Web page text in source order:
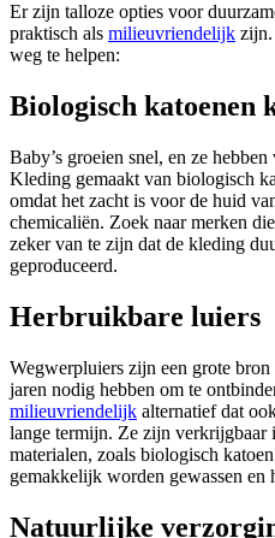
Er zijn talloze opties voor
praktisch als milieuvriendelijk zijn.
weg te helpen:
Biologisch katoenen
Baby’s groeien snel, en ze
Kleding gemaakt van biologisch
omdat het zacht is voor de huid
chemicaliën. Zoek naar merken
zeker van te zijn dat de kleding
geproduceerd.
Herbruikbare luiers
Wegwerpluiers zijn een grote
jaren nodig hebben om te
milieuvriendelijk alternatief dat
lange termijn. Ze zijn verkrijgbaar
materialen, zoals biologisch
gemakkelijk worden gewassen en
Natuurlijke